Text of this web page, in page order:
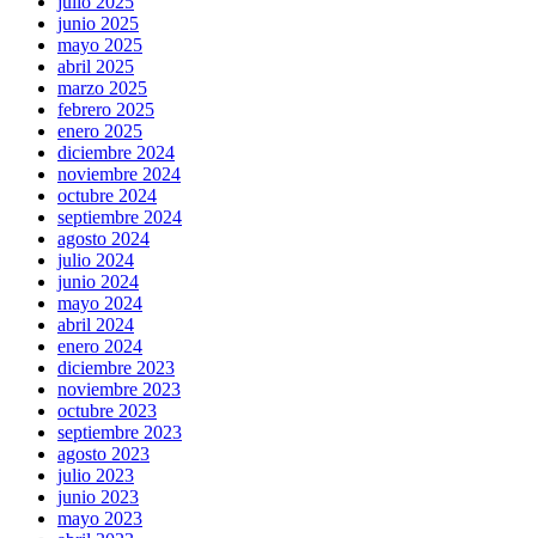
junio 2025
mayo 2025
abril 2025
marzo 2025
febrero 2025
enero 2025
diciembre 2024
noviembre 2024
octubre 2024
septiembre 2024
agosto 2024
julio 2024
junio 2024
mayo 2024
abril 2024
enero 2024
diciembre 2023
noviembre 2023
octubre 2023
septiembre 2023
agosto 2023
julio 2023
junio 2023
mayo 2023